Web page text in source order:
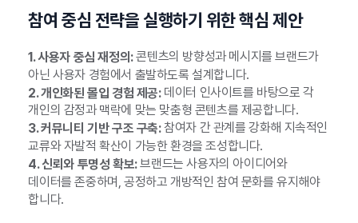
참여 중심 전략을 실행하기 위한 핵심 제안
1. 사용자 중심 재정의:콘텐츠의 방향성과 메시지를 브랜드가
아닌 사용자 경험에서 출발하도록 설계합니다.
2. 개인화된 몰입 경험 제공:데이터 인사이트를 바탕으로 각
개인의 감정과 맥락에 맞는 맞춤형 콘텐츠를 제공합니다.
3. 커뮤니티 기반 구조 구축:참여자 간 관계를 강화해 지속적인
교류와 자발적 확산이 가능한 환경을 조성합니다.
4. 신뢰와 투명성 확보:브랜드는 사용자의 아이디어와
데이터를 존중하며, 공정하고 개방적인 참여 문화를 유지해야
합니다.